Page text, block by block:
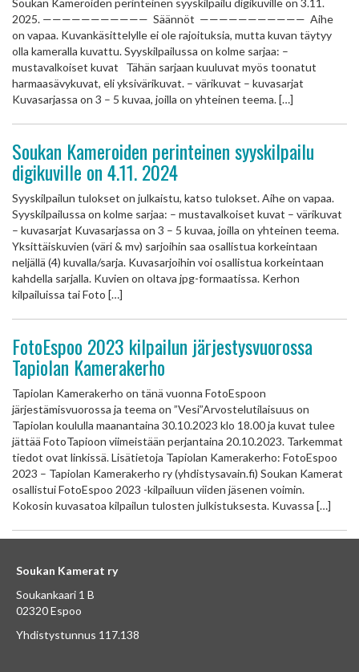
Soukan Kameroiden perinteinen syyskilpailu digikuville on 3.11.
2025. ——————————— Säännöt ——————————— Aihe
on vapaa. Kuvankäsittelylle ei ole rajoituksia, mutta kuvan täytyy
olla kameralla kuvattu. Syyskilpailussa on kolme sarjaa: –
mustavalkoiset kuvat Tähän sarjaan kuuluvat myös toonatut
harmaasävykuvat, eli yksivärikuvat. – värikuvat – kuvasarjat
Kuvasarjassa on 3 – 5 kuvaa, joilla on yhteinen teema. […]
Soukan Kameroiden perinteinen syyskilpailu
digikuville on 4.11. 2024
Syyskilpailun tulokset on julkaistu, katso tulokset. Aihe on vapaa.
Syyskilpailussa on kolme sarjaa: – mustavalkoiset kuvat – värikuvat
– kuvasarjat Kuvasarjassa on 3 – 5 kuvaa, joilla on yhteinen teema.
Yksittäiskuvien (väri & mv) sarjoihin saa osallistua korkeintaan
neljällä (4) kuvalla/sarja. Kuvasarjoihin voi osallistua korkeintaan
kahdella sarjalla. Kuvien on oltava jpg-formaatissa. Kerhon
kilpailuissa tai Foto […]
FotoEspoo 2023 kilpailun järjestysvuorossa
Tapiolan Kamerakerho
Tapiolan Kamerakerho on tänä vuonna FotoEspoon
järjestämisvuorossa ja teema on ”Vesi”Arvostelutilaisuus on
Tapiolan koululla maanantaina 30.10.2023 klo 18.00 ja kuvat tulee
jättää FotoTapioon viimeistään perjantaina 20.10.2023. Tarkemmat
tiedot ovat linkissä. Lisätietoja Tapiolan Kamerakerho: FotoEspoo
2023 – Tapiolan Kamerakerho ry (yhdistysavain.fi) Soukan Kamerat
osallistui FotoEspoo 2023 -kilpailuun viiden jäsenen voimin.
Kokosin kuvasatoa kilpailun tulosten julkistuksesta. Kuvassa […]
Soukan Kamerat ry
Soukankaari 1 B
02320 Espoo
Yhdistystunnus 117.138